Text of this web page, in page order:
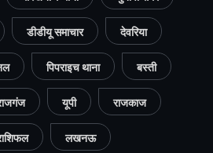
डीडीयू समाचार देवरिया
पिपराइच थाना बस्ती
यूपी राजकाज
लखनऊ